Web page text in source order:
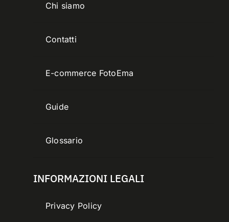
Chi siamo
Contatti
E-commerce FotoEma
Guide
Glossario
INFORMAZIONI LEGALI
Privacy Policy